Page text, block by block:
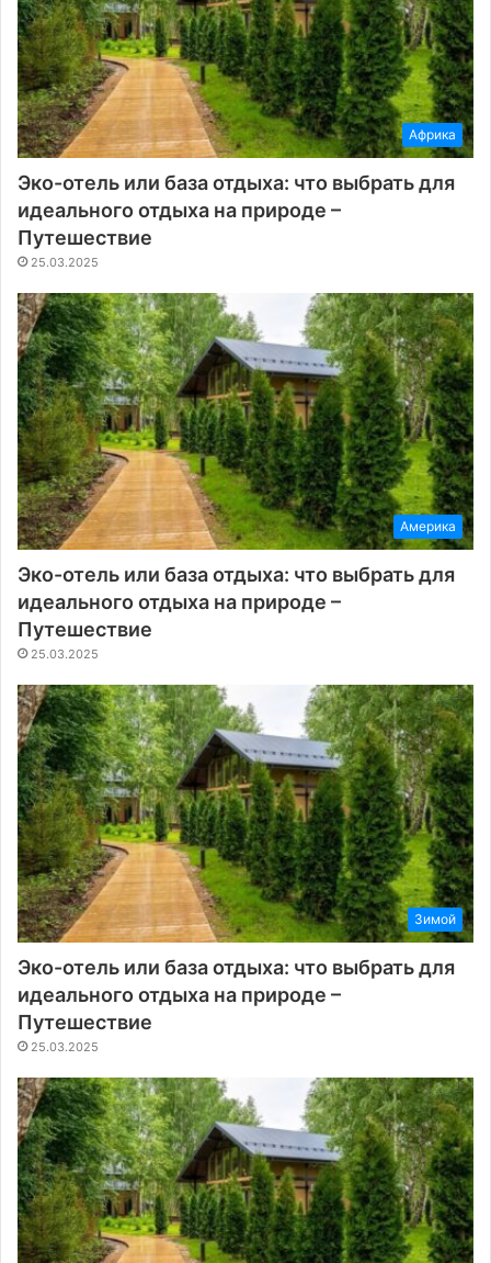
Африка
Эко-отель или база отдыха: что выбрать для
идеального отдыха на природе –
Путешествие
25.03.2025
Америка
Эко-отель или база отдыха: что выбрать для
идеального отдыха на природе –
Путешествие
25.03.2025
Зимой
Эко-отель или база отдыха: что выбрать для
идеального отдыха на природе –
Путешествие
25.03.2025